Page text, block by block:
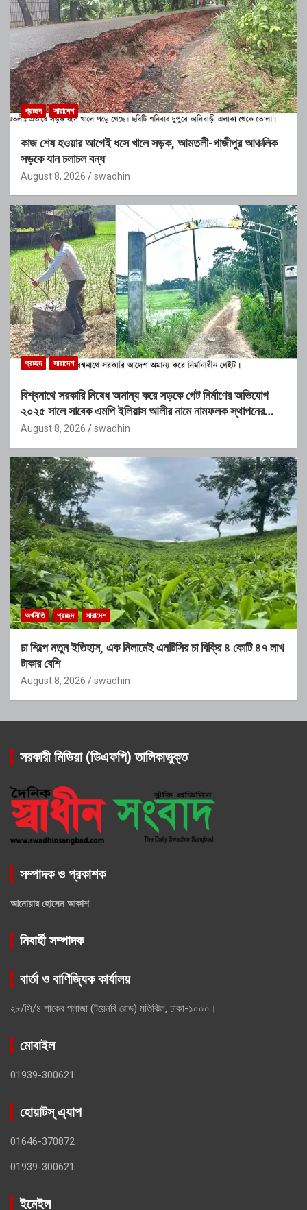
প্রচ্ছদ সারাদেশ
কাজ শেষ হওয়ার আগেই ধসে খালে সড়ক, আমতলী-গাজীপুর আঞ্চলিক
সড়কে যান চলাচল বন্ধ
August 8, 2026 swadhin
প্রচ্ছদ সারাদেশ
বিশ্বনাথে সরকারি নিষেধ অমান্য করে সড়কে গেট নির্মাণের অভিযোগ
২০২৫ সালে সাবেক এমপি ইলিয়াস আলীর নামে নামফলক স্থাপনের
অভিযোগ
August 8, 2026 swadhin
অর্থনীতি প্রচ্ছদ সারাদেশ
চা শিল্পে নতুন ইতিহাস, এক নিলামেই এনটিসির চা বিক্রি ৪ কোটি ৪৭ লাখ
টাকার বেশি
August 8, 2026 swadhin
সরকারী মিডিয়া (ডিএফপি) তালিকাভুক্ত
সম্পাদক ও প্রকাশক
আনোয়ার হোসেন আকাশ
নিবার্হী সম্পাদক
বার্তা ও বাণিজ্যিক কার্যালয়
২৮/সি/৪ শাকের প্লাজা (টয়েনবি রোড) মতিঝিল, ঢাকা-১০০০।
মোবাইল
01939-300621
হোয়াটস্ এ্যাপ
01646-370872
01939-300621
ইমেইল